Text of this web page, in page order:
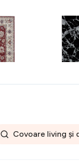
ALT
cm
Covor
Black,
441 lei
Covoare living și